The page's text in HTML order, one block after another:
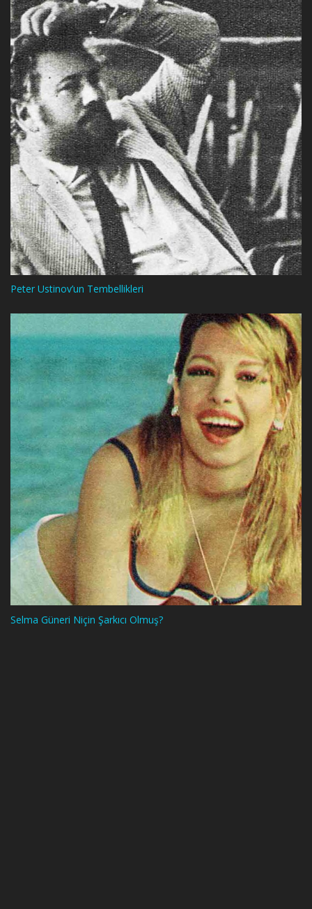
Peter Ustinov’un Tembellikleri
Selma Güneri Niçin Şarkıcı Olmuş?